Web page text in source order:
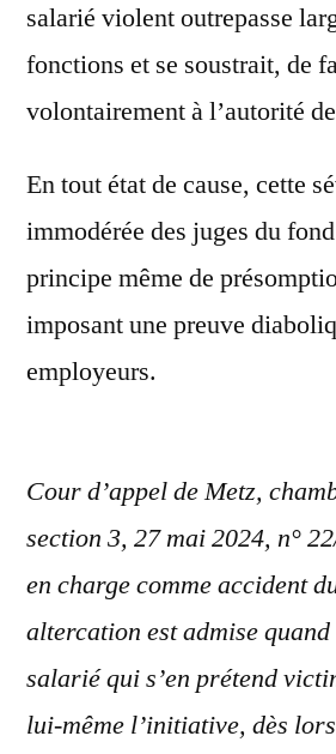
salarié violent outrepasse
fonctions et se soustrait, de
volontairement à l’autorité
En tout état de cause, cette
immodérée des juges du
principe même de
imposant une preuve
employeurs.
Cour d’appel de Metz,
section 3, 27 mai 2024, n°
en charge comme accident
altercation est admise
salarié qui s’en prétend
lui-même l’initiative, dès